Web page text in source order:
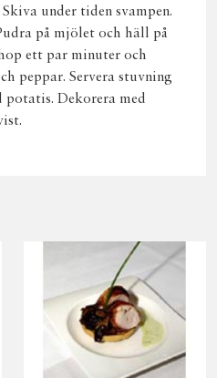
under tiden svampen.
på mjölet och häll på
ett par minuter och
peppar. Servera stuvning
potatis. Dekorera med